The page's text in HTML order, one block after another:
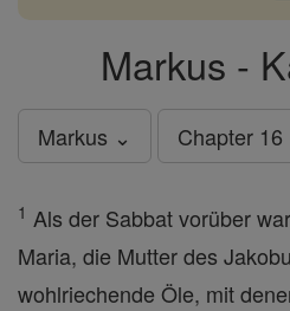
Markus -
Markus ⌄ Chapter 16
1 Als der Sabbat vorüber
Maria, die Mutter des
wohlriechende Öle, mit